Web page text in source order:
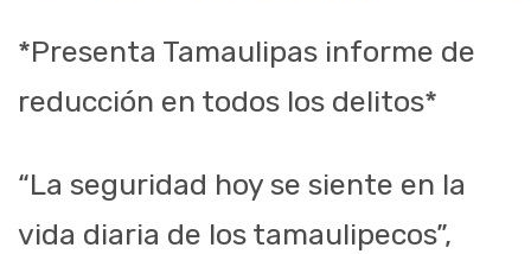
*Presenta Tamaulipas informe de
reducción en todos los delitos*
“La seguridad hoy se siente en la
vida diaria de los tamaulipecos”,